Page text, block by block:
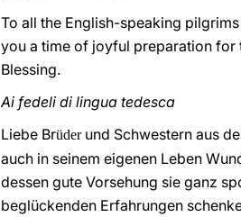
To all the English-speaking
you a time of joyful preparation for
Blessing.
Ai fedeli di lingua tedesca
Liebe Brüderund Schwestern aus
auch in seinem eigenen Leben
dessen gute Vorsehung sie ganz
beglückenden Erfahrungen